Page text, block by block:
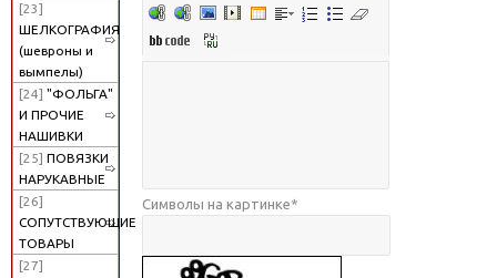
[23]
ШЕЛКОГРАФИЯ
(шевроны и
вымпелы)
[24] "ФОЛЬГА"
И ПРОЧИЕ
НАШИВКИ
[25] ПОВЯЗКИ
НАРУКАВНЫЕ
[26]
СОПУТСТВУЮЩИЕ
ТОВАРЫ
[27]
Символы на картинке*